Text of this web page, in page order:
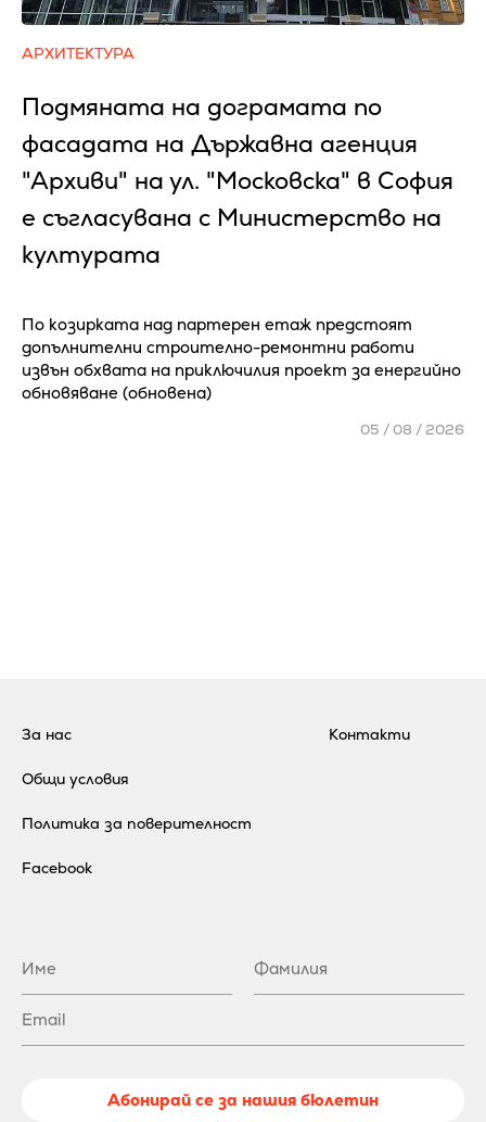
АРХИТЕКТУРА
Подмяната на дограмата по
фасадата на Държавна агенция
"Архиви" на ул. "Московска" в София
е съгласувана с Министерство на
културата
По козирката над партерен етаж предстоят
допълнителни строително-ремонтни работи
извън обхвата на приключилия проект за енергийно
обновяване (обновена)
05 / 08 / 2026
За нас
Общи условия
Политика за поверителност
Контакти
Facebook
Абонирай се за нашия бюлетин